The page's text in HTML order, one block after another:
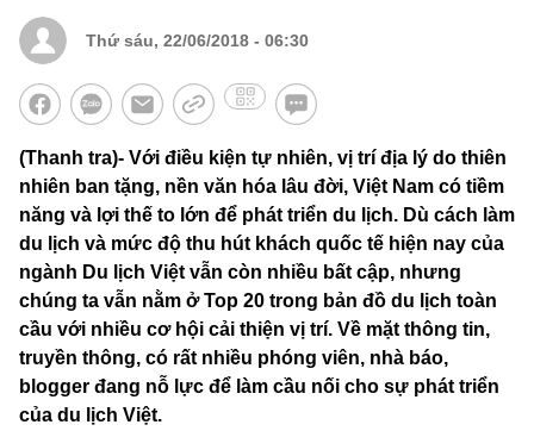
Thứ sáu, 22/06/2018 - 06:30
(Thanh tra)- Với điều kiện tự nhiên, vị trí địa lý do thiên
nhiên ban tặng, nền văn hóa lâu đời, Việt Nam có tiềm
năng và lợi thế to lớn để phát triển du lịch. Dù cách làm
du lịch và mức độ thu hút khách quốc tế hiện nay của
ngành Du lịch Việt vẫn còn nhiều bất cập, nhưng
chúng ta vẫn nằm ở Top 20 trong bản đồ du lịch toàn
cầu với nhiều cơ hội cải thiện vị trí. Về mặt thông tin,
truyền thông, có rất nhiều phóng viên, nhà báo,
blogger đang nỗ lực để làm cầu nối cho sự phát triển
của du lịch Việt.